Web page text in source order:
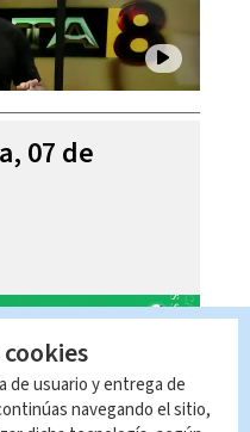
07 de
de usuario y entrega de
navegando el sitio,